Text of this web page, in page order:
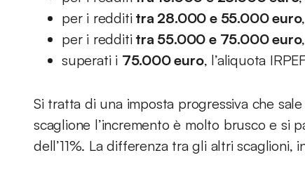
per i redditi tra 28.000 e 55.000 euro
per i redditi tra 55.000 e 75.000 euro
superati i 75.000 euro, l’aliquota
Si tratta di una imposta progressiva che
scaglione l’incremento è molto brusco e si
dell’11%. La differenza tra gli altri